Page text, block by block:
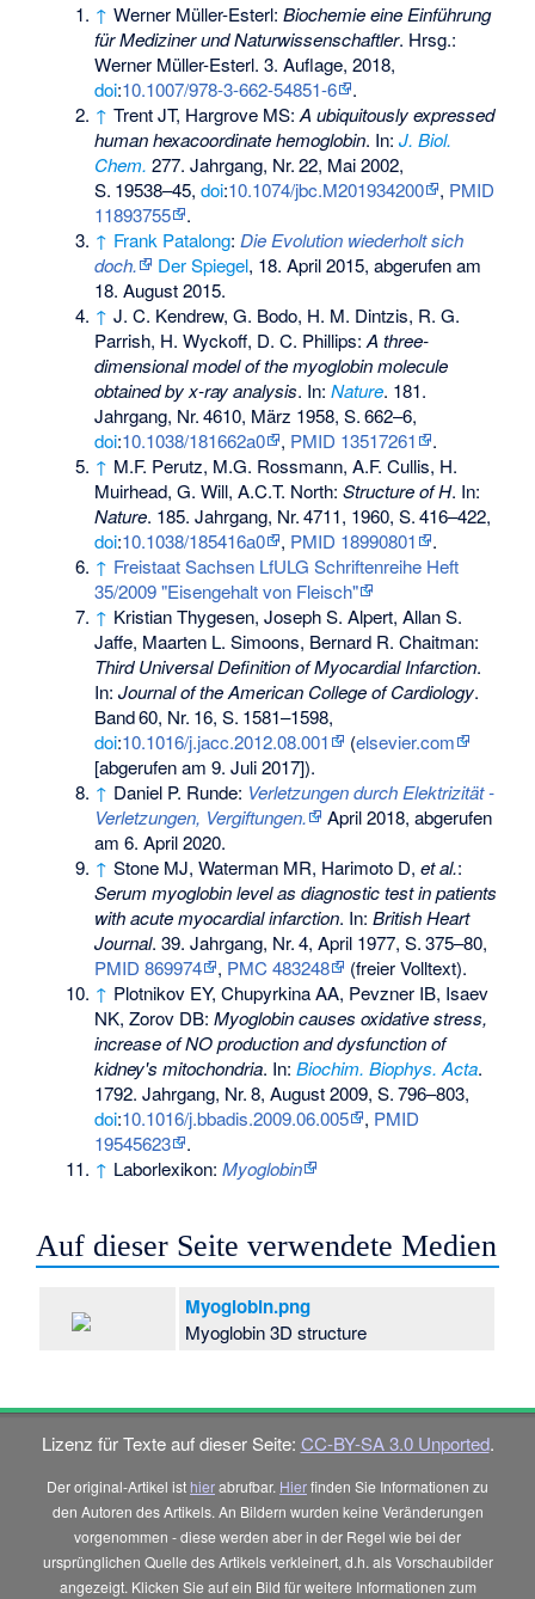
↑ Werner Müller-Esterl:Biochemie eine Einführung
für Mediziner und Naturwissenschaftler. Hrsg.:
Werner Müller-Esterl. 3. Auflage, 2018,
doi:10.1007/978-3-662-54851-6
.
↑ Trent JT, Hargrove MS:A ubiquitously expressed
human hexacoordinate hemoglobin. In:J. Biol.
Chem. 277. Jahrgang, Nr.22, Mai 2002,
S. 19538–45,doi:10.1074/jbc.M201934200 , PMID
11893755
.
↑ Frank Patalong: Die Evolution wiederholt sich
doch.
Der Spiegel, 18. April 2015, abgerufen am
18. August 2015.
↑ J. C. Kendrew, G. Bodo, H. M. Dintzis, R. G.
Parrish, H. Wyckoff, D. C. Phillips:A three-
dimensional model of the myoglobin molecule
obtained by x-ray analysis. In:Nature. 181.
Jahrgang, Nr.4610, März 1958,S.662–6,
doi:10.1038/181662a0 , PMID 13517261
.
↑ M.F. Perutz, M.G. Rossmann, A.F. Cullis, H.
Muirhead, G. Will, A.C.T. North:Structure of H. In:
Nature. 185. Jahrgang, Nr.4711, 1960,S.416–422,
doi:10.1038/185416a0 , PMID 18990801
.
↑ Freistaat Sachsen LfULG Schriftenreihe Heft
35/2009 "Eisengehalt von Fleisch"
↑ Kristian Thygesen, Joseph S. Alpert, Allan S.
Jaffe, Maarten L. Simoons, Bernard R. Chaitman:
Third Universal Definition of Myocardial Infarction.
In:Journal of the American College of Cardiology.
Band60, Nr. 16,S. 1581–1598,
doi:10.1016/j.jacc.2012.08.001 (elsevier.com
[abgerufen am 9. Juli 2017]).
↑ Daniel P. Runde: Verletzungen durch Elektrizität -
Verletzungen, Vergiftungen.
April 2018, abgerufen
am 6. April 2020.
↑ Stone MJ, Waterman MR, Harimoto D,et al.:
Serum myoglobin level as diagnostic test in patients
with acute myocardial infarction. In:British Heart
Journal. 39. Jahrgang, Nr.4, April 1977,S.375–80,
PMID 869974
, PMC 483248
(freier Volltext).
↑ Plotnikov EY, Chupyrkina AA, Pevzner IB, Isaev
NK, Zorov DB:Myoglobin causes oxidative stress,
increase of NO production and dysfunction of
kidney's mitochondria. In:Biochim. Biophys. Acta.
1792. Jahrgang, Nr.8, August 2009,S.796–803,
doi:10.1016/j.bbadis.2009.06.005 , PMID
19545623
.
↑ Laborlexikon:Myoglobin
Auf dieser Seite verwendete Medien
Myoglobin.png
Myoglobin 3D structure
Lizenz für Texte auf dieser Seite: CC-BY-SA 3.0 Unported.
Der original-Artikel ist hierabrufbar. Hierfinden Sie Informationen zu
den Autoren des Artikels. An Bildern wurden keine Veränderungen
vorgenommen - diese werden aber in der Regel wie bei der
ursprünglichen Quelle des Artikels verkleinert, d.h. als Vorschaubilder
angezeigt. Klicken Sie auf ein Bild für weitere Informationen zum